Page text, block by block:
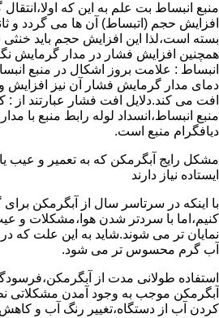
منبع انبساط بت علم به این که
افزایش حجم (اتبساط) آن ها می گردد و
بسته است،لذا این افزایش حجم باید
همچنین افزایش فشار در مدار گرمایش
انبساط : علامت بروز اشکال در منبع
دمای مدار گرمایش فشار آن نیز افزایش و
افت می کند.دلایل افت فشار عبارتند از :
منبع انبساط،انسداد لوله رابط منبع با
دیافگرام منبع است.
مشکل رایج آبگرمکن که به تعمیر و عیب
ایستاده نیاز دارند
با اینکه در سرتاسر سال از آبگرمکن
کنیم،اما با سردتر شدن هوا،مشکلات و
نمایان تر می شوند.شاید به این علت که
آب گرم محسوس تر می شود.
استفاده طولانی مدت از
آبگرمکن موجب به وجود آمدن مشکلاتی
کردن آب از دستگاه،تغییر رنگ آب و